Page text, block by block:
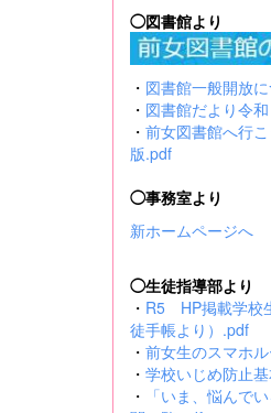
◯図書館より
・ 図書館一般開放
・ 図書館だより令
・ 前女図書館へ行
版.pdf
◯事務室より
新ホームページへ
◯生徒指導部より
・ R5 HP掲載学校
徒手帳より）.pdf
・ 前女生のスマホ
・ 学校いじめ防止
・
「いま、悩んで